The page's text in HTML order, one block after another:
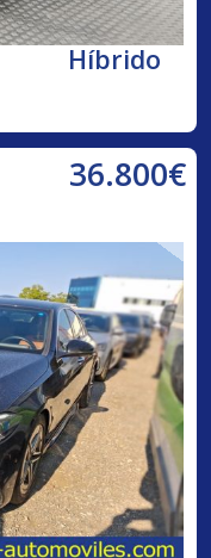
Híbrido
36.800€